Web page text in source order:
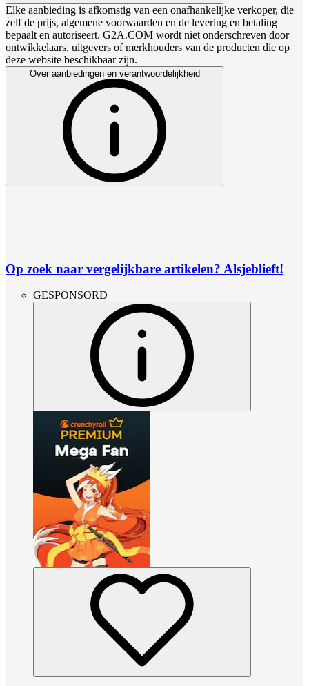
Elke aanbieding is afkomstig van een onafhankelijke verkoper, die
zelf de prijs, algemene voorwaarden en de levering en betaling
bepaalt en autoriseert. G2A.COM wordt niet onderschreven door
ontwikkelaars, uitgevers of merkhouders van de producten die op
deze website beschikbaar zijn.
Over aanbiedingen en verantwoordelijkheid
Op zoek naar vergelijkbare artikelen? Alsjeblieft!
GESPONSORD